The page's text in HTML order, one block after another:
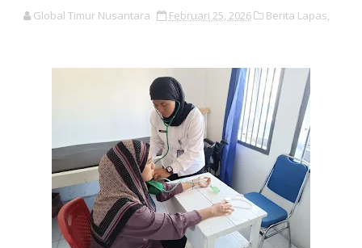
Global Timur Nusantara Februari 25, 2026 Berita Lapas,